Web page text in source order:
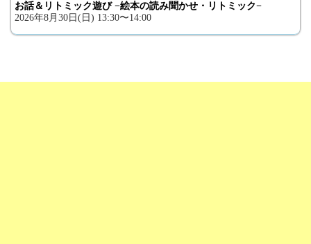
お話＆リトミック遊び −絵本の読み聞かせ・リトミック−
2026年8月30日(日) 13:30〜14:00